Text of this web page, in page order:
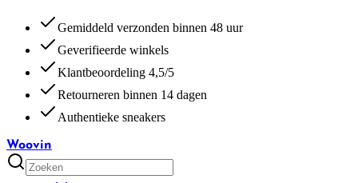
Gemiddeld verzonden binnen 48 uur
Geverifieerde winkels
Klantbeoordeling 4,5/5
Retourneren binnen 14 dagen
Authentieke sneakers
Woovin